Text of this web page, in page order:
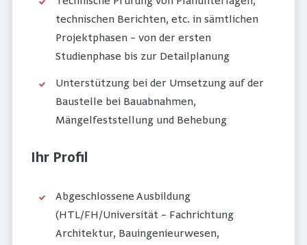
technischen Berichten, etc. in sämtlichen
Projektphasen – von der ersten
Studienphase bis zur Detailplanung
Unterstützung bei der Umsetzung auf der
Baustelle bei Bauabnahmen,
Mängelfeststellung und Behebung
Ihr Profil
Abgeschlossene Ausbildung
(HTL/FH/Universität – Fachrichtung
Architektur, Bauingenieurwesen,